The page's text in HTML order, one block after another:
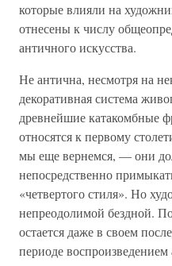
которые влияли на
отнесены к числу
античного искусства.
Не антична, несмотря на
декоративная система
древнейшие катакомбные
относятся к первому
мы еще вернемся, — они
непосредственно
«четвертого стиля». Но
непреодолимой бездной.
остается даже в своем
периоде